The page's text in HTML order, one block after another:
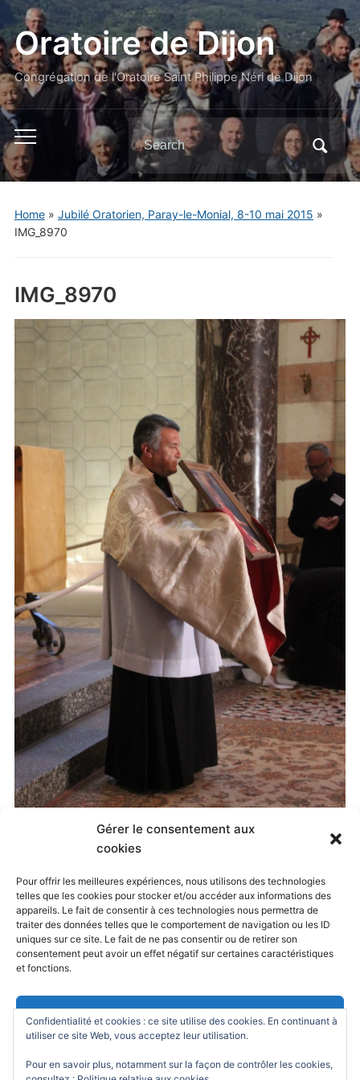
Gérer le consentement aux
cookies
Pour offrir les meilleures expériences, nous utilisons des technologies
telles que les cookies pour stocker et/ou accéder aux informations des
appareils. Le fait de consentir à ces technologies nous permettra de
traiter des données telles que le comportement de navigation ou les ID
uniques sur ce site. Le fait de ne pas consentir ou de retirer son
consentement peut avoir un effet négatif sur certaines caractéristiques
et fonctions.
Accepter
Oratoire de Dijon
Congrégation de l'Oratoire Saint Philippe Néri de Dijon
Toggle
mobile
menu
Search
for:
Home» Jubilé Oratorien, Paray-le-Monial, 8-10 mai 2015 »
IMG_8970
IMG_8970
11 mai 2015
Jubilé Oratorien, Paray-le-Monial, 8-10 mai 2015. Both
comments and trackbacks are currently closed.
← Previous
Confidentialité et cookies : ce site utilise des cookies. En continuant à
utiliser ce site Web, vous acceptez leur utilisation.
Pour en savoir plus, notamment sur la façon de contrôler les cookies,